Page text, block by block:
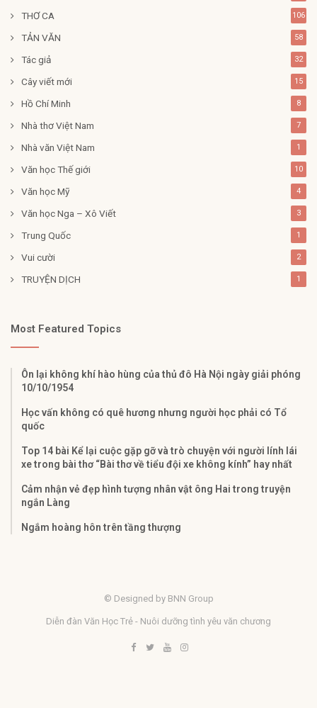
THƠ CA 106
TẢN VĂN 58
Tác giả 32
Cây viết mới 15
Hồ Chí Minh 8
Nhà thơ Việt Nam 7
Nhà văn Việt Nam 1
Văn học Thế giới 10
Văn học Mỹ 4
Văn học Nga – Xô Viết 3
Trung Quốc 1
Vui cười 2
TRUYỆN DỊCH 1
Most Featured Topics
Ôn lại không khí hào hùng của thủ đô Hà Nội ngày giải phóng
10/10/1954
Học vấn không có quê hương nhưng người học phải có Tổ
quốc
Top 14 bài Kể lại cuộc gặp gỡ và trò chuyện với người lính lái
xe trong bài thơ “Bài thơ về tiểu đội xe không kính” hay nhất
Cảm nhận vẻ đẹp hình tượng nhân vật ông Hai trong truyện
ngắn Làng
Ngắm hoàng hôn trên tầng thượng
© Designed by BNN Group
Diễn đàn Văn Học Trẻ - Nuôi dưỡng tình yêu văn chương